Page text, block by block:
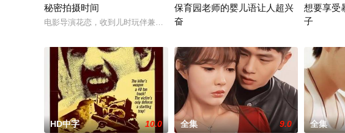
秘密拍摄时间
电影导演花恋，收到儿时玩伴兼名导须藤的墨西哥拍片邀约。她惊喜之余却感到不安
保育园老师的婴儿语让人超兴
奋
想要享受
子
HD中字 10.0 全集 9.0 全集